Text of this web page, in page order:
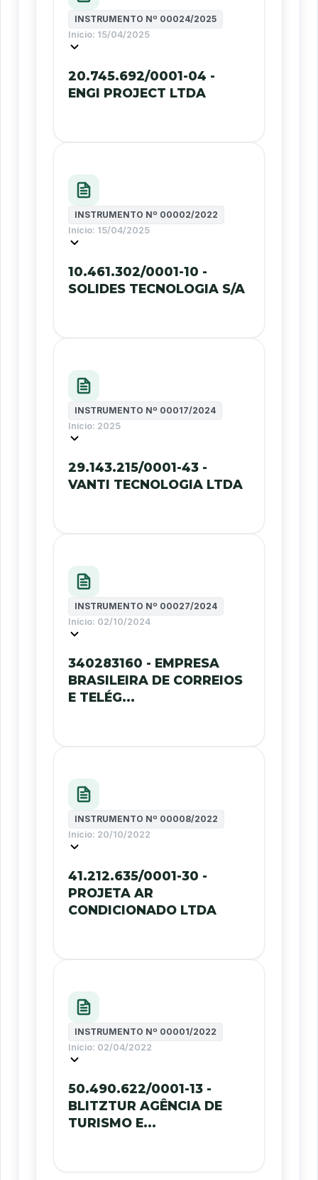
INSTRUMENTO Nº 00024/2025
Início: 15/04/2025
20.745.692/0001-04 -
ENGI PROJECT LTDA
INSTRUMENTO Nº 00002/2022
Início: 15/04/2025
10.461.302/0001-10 -
SOLIDES TECNOLOGIA S/A
INSTRUMENTO Nº 00017/2024
Início: 2025
29.143.215/0001-43 -
VANTI TECNOLOGIA LTDA
INSTRUMENTO Nº 00027/2024
Início: 02/10/2024
340283160 - EMPRESA
BRASILEIRA DE CORREIOS
E TELÉG...
INSTRUMENTO Nº 00008/2022
Início: 20/10/2022
41.212.635/0001-30 -
PROJETA AR
CONDICIONADO LTDA
INSTRUMENTO Nº 00001/2022
Início: 02/04/2022
50.490.622/0001-13 -
BLITZTUR AGÊNCIA DE
TURISMO E...